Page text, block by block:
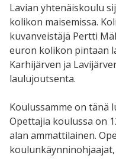
Lavian yhtenäiskoulu
kolikon maisemissa.
kuvanveistäjä Pertti
euron kolikon pintaan
Karhijärven ja
laulujoutsenta.
Koulussamme on tänä
Opettajia koulussa on
alan ammattilainen.